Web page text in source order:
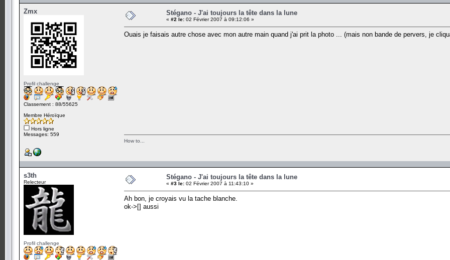
Zmx
Profil challenge
Classement : 88/55625
Membre Héroïque
Hors ligne
Messages: 559
Stégano - J'ai toujours la tête dans la lune
« #2 le: 02 Février 2007 à 09:12:06 »
Ouais je faisais autre chose avec mon autre main quand j'ai prit la photo ... (mais non bande de pervers, je
How to...
s3th
Relecteur
Profil challenge
Stégano - J'ai toujours la tête dans la lune
« #3 le: 02 Février 2007 à 11:43:10 »
Ah bon, je croyais vu la tache blanche.
ok->[] aussi